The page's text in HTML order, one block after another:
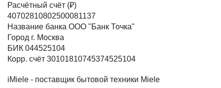
Расчётный счёт (₽)
40702810802500081137
Название банка ООО "Банк Точка"
Город г. Москва
БИК 044525104
Корр. счёт 30101810745374525104
iMiele - поставщик бытовой техники Miele